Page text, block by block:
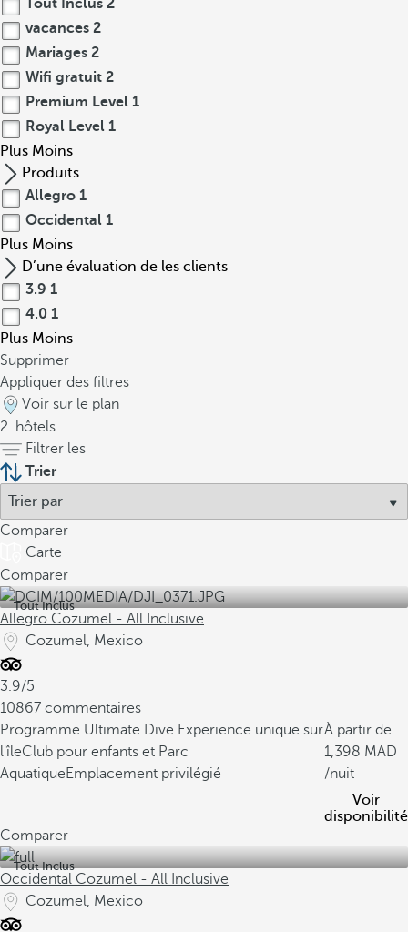
Tout Inclus 2
vacances 2
Mariages 2
Wifi gratuit 2
Premium Level 1
Royal Level 1
Plus Moins
Produits
Allegro 1
Occidental 1
Plus Moins
D’une évaluation de les clients
3.9 1
4.0 1
Plus Moins
Supprimer
Appliquer des filtres
Voir sur le plan
2
hôtels
Filtrer les
Trier
Comparer
Carte
Comparer
Tout Inclus
Allegro Cozumel - All Inclusive
Cozumel, Mexico
3.9/5
10867 commentaires
Programme Ultimate Dive Experience unique sur
l'îleClub pour enfants et Parc
AquatiqueEmplacement privilégié
À partir de
1,398
/nuit
Voir
disponibilité
Comparer
Tout Inclus
Occidental Cozumel - All Inclusive
Cozumel, Mexico